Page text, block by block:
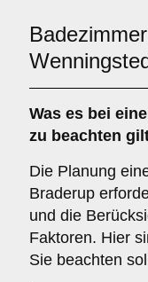
Was es bei
zu beachten
Die Planung
Braderup
und die
Faktoren. Hier
Sie beachten